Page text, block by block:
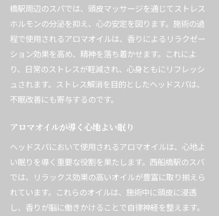
橋駅周辺のスパでは、頭皮マッサージを通じてストレス
ホルモンの分泌を抑え、心の安定を図ります。施術の過
程で使用されるアロマオイルは、香りによるリラクゼー
ション効果を高め、精神を落ち着かせます。これによ
り、日常のストレスが軽減され、心身ともにリフレッシ
ュされます。ストレス解消を目的としたヘッドスパは、
不眠改善にも寄与するのです。
アロマオイルが導く心地よい眠り
ヘッドスパにおいて使用されるアロマオイルは、心地よ
い眠りを導く重要な役割を果たします。西船橋駅のスパ
では、リラックス効果の高いオイルが豊富に取り揃えら
れています。これらのオイルは、施術中に頭皮に浸透
し、香りが脳に働きかけることで自律神経を整えます。